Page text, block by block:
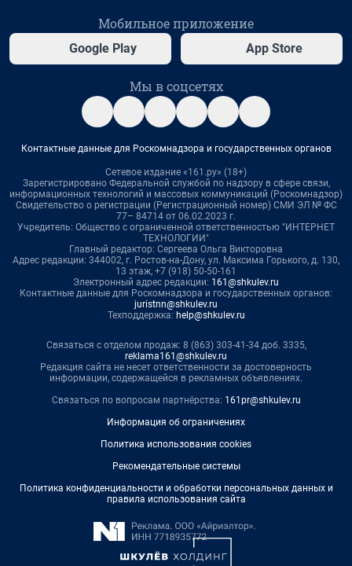
Мобильное приложение
Google Play App Store
Мы в соцсетях
Контактные данные для Роскомнадзора и государственных органов
Сетевое издание «161.ру» (18+)
Зарегистрировано Федеральной службой по надзору в сфере связи,
информационных технологий и массовых коммуникаций (Роскомнадзор)
Свидетельство о регистрации (Регистрационный номер) СМИ ЭЛ № ФС
77– 84714 от 06.02.2023 г.
Учредитель: Общество с ограниченной ответственностью "ИНТЕРНЕТ
ТЕХНОЛОГИИ"
Главный редактор: Сергеева Ольга Викторовна
Адрес редакции: 344002, г. Ростов-на-Дону, ул. Максима Горького, д. 130,
13 этаж, +7 (918) 50-50-161
Электронный адрес редакции: 161@shkulev.ru
Контактные данные для Роскомнадзора и государственных органов:
juristnn@shkulev.ru
Техподдержка: help@shkulev.ru
Связаться с отделом продаж: 8 (863) 303-41-34 доб. 3335,
reklama161@shkulev.ru
Редакция сайта не несет ответственности за достоверность
информации, содержащейся в рекламных объявлениях.
Связаться по вопросам партнёрства: 161pr@shkulev.ru
Информация об ограничениях
Политика использования cookies
Рекомендательные системы
Политика конфиденциальности и обработки персональных данных и
правила использования сайта